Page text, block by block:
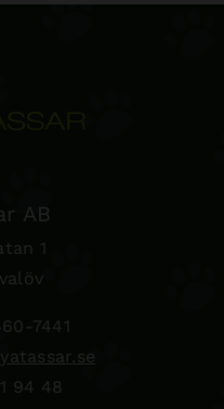
AB
1
7441
94 48